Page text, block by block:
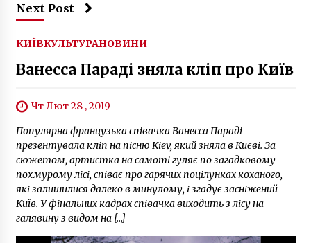
Next Post
КИЇВКУЛЬТУРАНОВИНИ
Ванесса Параді зняла кліп про Київ
Чт Лют 28 , 2019
Популярна французька співачка Ванесса Параді
презентувала кліп на пісню Kiev, який зняла в Києві. За
сюжетом, артистка на самоті гуляє по загадковому
похмурому лісі, співає про гарячих поцілунках коханого,
які залишилися далеко в минулому, і згадує засніжений
Київ. У фінальних кадрах співачка виходить з лісу на
галявину з видом на […]